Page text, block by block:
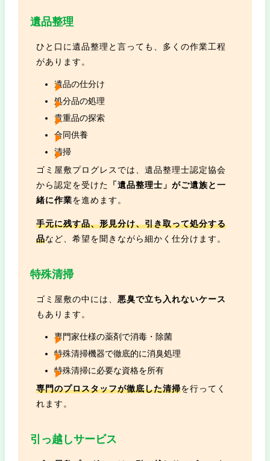
遺品整理
ひと口に遺品整理と言っても、多くの作業工程
があります。
遺品の仕分け
処分品の処理
貴重品の探索
合同供養
清掃
ゴミ屋敷プログレスでは、遺品整理士認定協会
から認定を受けた
「遺品整理士」がご遺族と一
緒に作業を進めます。
手元に残す品、形見分け、引き取って処分する
品など、希望を聞きながら細かく仕分けます。
特殊清掃
ゴミ屋敷の中には、 悪臭で立ち入れないケース
もあります。
専門家仕様の薬剤で消毒・除菌
特殊清掃機器で徹底的に消臭処理
特殊清掃に必要な資格を所有
専門のプロスタッフが徹底した清掃を行ってく
れます。
引っ越しサービス